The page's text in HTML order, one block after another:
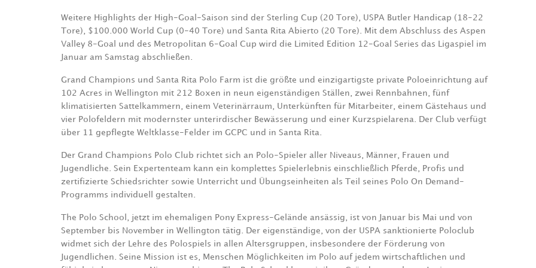
Weitere Highlights der High-Goal-Saison sind der Sterling Cup (20 Tore), USPA Butler Handicap (18-22
Tore), $100.000 World Cup (0-40 Tore) und Santa Rita Abierto (20 Tore). Mit dem Abschluss des Aspen
Valley 8-Goal und des Metropolitan 6-Goal Cup wird die Limited Edition 12-Goal Series das Ligaspiel im
Januar am Samstag abschließen.
Grand Champions und Santa Rita Polo Farm ist die größte und einzigartigste private Poloeinrichtung auf
102 Acres in Wellington mit 212 Boxen in neun eigenständigen Ställen, zwei Rennbahnen, fünf
klimatisierten Sattelkammern, einem Veterinärraum, Unterkünften für Mitarbeiter, einem Gästehaus und
vier Polofeldern mit modernster unterirdischer Bewässerung und einer Kurzspielarena. Der Club verfügt
über 11 gepflegte Weltklasse-Felder im GCPC und in Santa Rita.
Der Grand Champions Polo Club richtet sich an Polo-Spieler aller Niveaus, Männer, Frauen und
Jugendliche. Sein Expertenteam kann ein komplettes Spielerlebnis einschließlich Pferde, Profis und
zertifizierte Schiedsrichter sowie Unterricht und Übungseinheiten als Teil seines Polo On Demand-
Programms individuell gestalten.
The Polo School, jetzt im ehemaligen Pony Express-Gelände ansässig, ist von Januar bis Mai und von
September bis November in Wellington tätig. Der eigenständige, von der USPA sanktionierte Poloclub
widmet sich der Lehre des Polospiels in allen Altersgruppen, insbesondere der Förderung von
Jugendlichen. Seine Mission ist es, Menschen Möglichkeiten im Polo auf jedem wirtschaftlichen und